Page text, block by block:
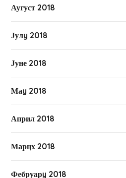
Аугуст 2018
Јулy 2018
Јуне 2018
Маy 2018
Април 2018
Марцх 2018
Фебруарy 2018